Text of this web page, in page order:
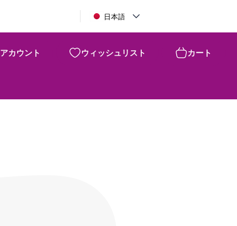
日本語
アカウント ウィッシュリスト カート